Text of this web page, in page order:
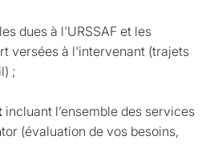
dues à l'URSSAF et les
versées à l'intervenant (trajets
;
incluant l’ensemble des services
(évaluation de vos besoins,